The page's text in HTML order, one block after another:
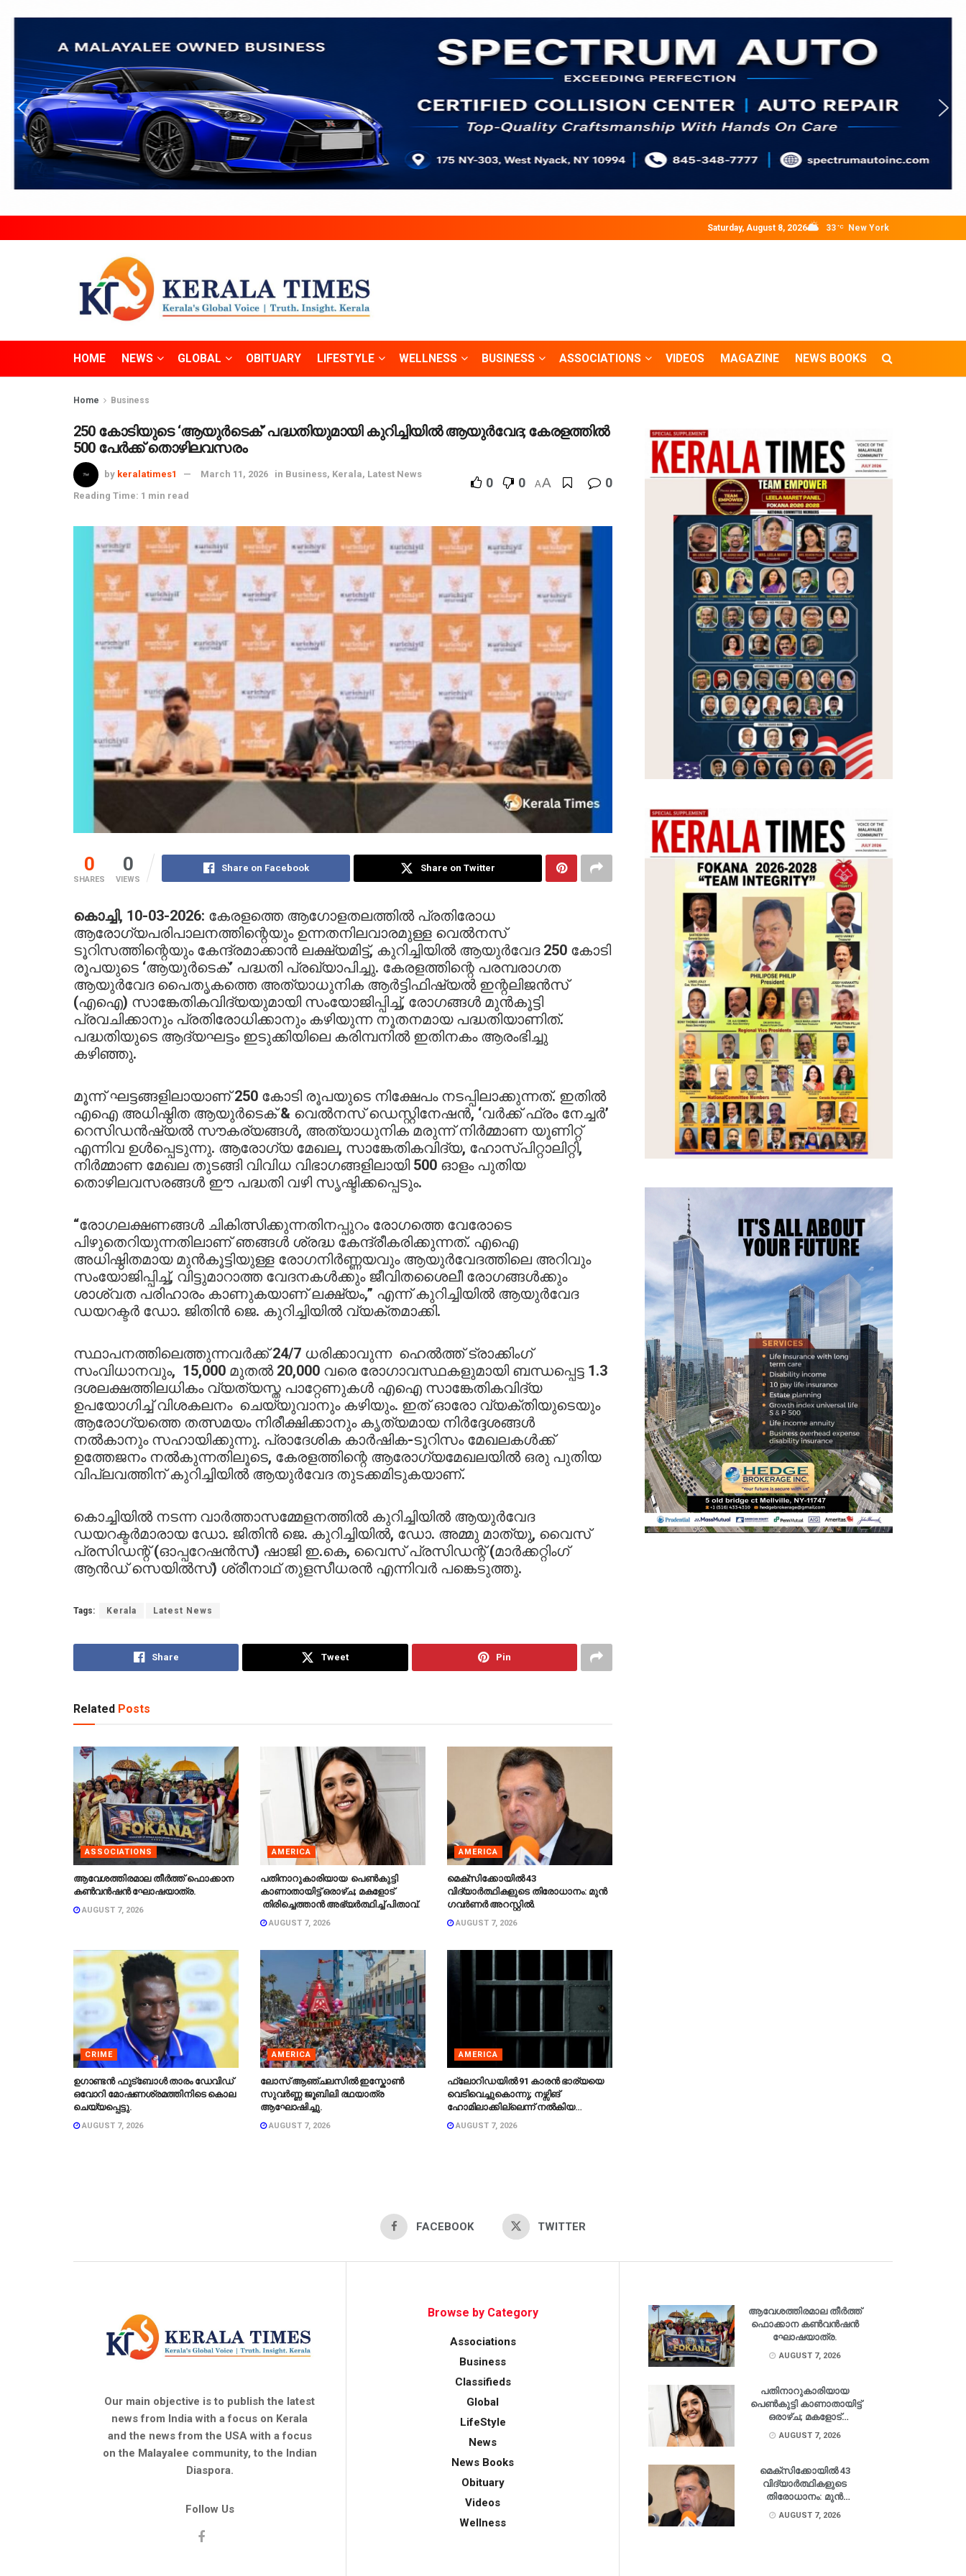
Saturday, August 8, 2026 33 °C New York
HOME NEWS GLOBAL OBITUARY LIFESTYLE WELLNESS BUSINESS ASSOCIATIONS VIDEOS MAGAZINE NEWS BOOKS
Home Business
250 കോടിയുടെ ‘ആയുർടെക്’ പദ്ധതിയുമായി കുറിച്ചിയിൽ ആയുർവേദ; കേരളത്തിൽ
500 പേർക്ക് തൊഴിലവസരം
by keralatimes1 March 11, 2026 in Business, Kerala, Latest News
Reading Time: 1 min read
0 0 AA 0
0
SHARES
0
VIEWS
Share on Facebook Share on Twitter
കൊച്ചി, 10-03-2026: കേരളത്തെ ആഗോളതലത്തിൽ പ്രതിരോധ
ആരോഗ്യപരിപാലനത്തിന്റെയും ഉന്നതനിലവാരമുള്ള വെൽനസ്
ടൂറിസത്തിന്റെയും കേന്ദ്രമാക്കാൻ ലക്ഷ്യമിട്ട്, കുറിച്ചിയിൽ ആയുർവേദ 250 കോടി
രൂപയുടെ ‘ആയുർടെക്’ പദ്ധതി പ്രഖ്യാപിച്ചു. കേരളത്തിന്റെ പരമ്പരാഗത
ആയുർവേദ പൈതൃകത്തെ അത്യാധുനിക ആർട്ടിഫിഷ്യൽ ഇന്റലിജൻസ്
(എഐ) സാങ്കേതികവിദ്യയുമായി സംയോജിപ്പിച്ച്, രോഗങ്ങൾ മുൻകൂട്ടി
പ്രവചിക്കാനും പ്രതിരോധിക്കാനും കഴിയുന്ന നൂതനമായ പദ്ധതിയാണിത്.
പദ്ധതിയുടെ ആദ്യഘട്ടം ഇടുക്കിയിലെ കരിമ്പനിൽ ഇതിനകം ആരംഭിച്ചു
കഴിഞ്ഞു.
മൂന്ന് ഘട്ടങ്ങളിലായാണ് 250 കോടി രൂപയുടെ നിക്ഷേപം നടപ്പിലാക്കുന്നത്. ഇതിൽ
എഐ അധിഷ്ഠിത ആയുർടെക് & വെൽനസ് ഡെസ്റ്റിനേഷൻ, ‘വർക്ക് ഫ്രം നേച്ചർ’
റെസിഡൻഷ്യൽ സൗകര്യങ്ങൾ, അത്യാധുനിക മരുന്ന് നിർമ്മാണ യൂണിറ്റ്
എന്നിവ ഉൾപ്പെടുന്നു. ആരോഗ്യ മേഖല, സാങ്കേതികവിദ്യ, ഹോസ്പിറ്റാലിറ്റി,
നിർമ്മാണ മേഖല തുടങ്ങി വിവിധ വിഭാഗങ്ങളിലായി 500 ഓളം പുതിയ
തൊഴിലവസരങ്ങൾ ഈ പദ്ധതി വഴി സൃഷ്ടിക്കപ്പെടും.
“രോഗലക്ഷണങ്ങൾ ചികിത്സിക്കുന്നതിനപ്പുറം രോഗത്തെ വേരോടെ
പിഴുതെറിയുന്നതിലാണ് ഞങ്ങൾ ശ്രദ്ധ കേന്ദ്രീകരിക്കുന്നത്. എഐ
അധിഷ്ഠിതമായ മുൻകൂട്ടിയുള്ള രോഗനിർണ്ണയവും ആയുർവേദത്തിലെ അറിവും
സംയോജിപ്പിച്ച്, വിട്ടുമാറാത്ത വേദനകൾക്കും ജീവിതശൈലീ രോഗങ്ങൾക്കും
ശാശ്വത പരിഹാരം കാണുകയാണ് ലക്ഷ്യം,” എന്ന് കുറിച്ചിയിൽ ആയുർവേദ
ഡയറക്ടർ ഡോ. ജിതിൻ ജെ. കുറിച്ചിയിൽ വ്യക്തമാക്കി.
സ്ഥാപനത്തിലെത്തുന്നവർക്ക് 24/7 ധരിക്കാവുന്ന ഹെൽത്ത് ട്രാക്കിംഗ്
സംവിധാനവും, 15,000 മുതൽ 20,000 വരെ രോഗാവസ്ഥകളുമായി ബന്ധപ്പെട്ട 1.3
ദശലക്ഷത്തിലധികം വ്യത്യസ്ത പാറ്റേണുകൾ എഐ സാങ്കേതികവിദ്യ
ഉപയോഗിച്ച് വിശകലനം ചെയ്യുവാനും കഴിയും. ഇത് ഓരോ വ്യക്തിയുടെയും
ആരോഗ്യത്തെ തത്സമയം നിരീക്ഷിക്കാനും കൃത്യമായ നിർദ്ദേശങ്ങൾ
നൽകാനും സഹായിക്കുന്നു. പ്രാദേശിക കാർഷിക-ടൂറിസം മേഖലകൾക്ക്
ഉത്തേജനം നൽകുന്നതിലൂടെ, കേരളത്തിന്റെ ആരോഗ്യമേഖലയിൽ ഒരു പുതിയ
വിപ്ലവത്തിന് കുറിച്ചിയിൽ ആയുർവേദ തുടക്കമിടുകയാണ്.
കൊച്ചിയിൽ നടന്ന വാർത്താസമ്മേളനത്തിൽ കുറിച്ചിയിൽ ആയുർവേദ
ഡയറക്ടർമാരായ ഡോ. ജിതിൻ ജെ. കുറിച്ചിയിൽ, ഡോ. അമ്മു മാത്യു, വൈസ്
പ്രസിഡന്റ് (ഓപ്പറേഷൻസ്) ഷാജി ഇ.കെ, വൈസ് പ്രസിഡന്റ് (മാർക്കറ്റിംഗ്
ആൻഡ് സെയിൽസ്) ശ്രീനാഥ് തുളസീധരൻ എന്നിവർ പങ്കെടുത്തു.
Tags: Kerala Latest News
Share Tweet Pin
Related Posts
ASSOCIATIONS
ആവേശത്തിരമാല തീർത്ത് ഫൊക്കാന
കൺവൻഷൻ ഘോഷയാത്ര.
AUGUST 7, 2026
AMERICA
പതിനാറുകാരിയായ പെൺകുട്ടി
കാണാതായിട്ട് ഒരാഴ്ച; മകളോട്
തിരിച്ചെത്താൻ അഭ്യർത്ഥിച്ച് പിതാവ്.
AUGUST 7, 2026
AMERICA
മെക്‌സിക്കോയിൽ 43
വിദ്യാർത്ഥികളുടെ തിരോധാനം: മുൻ
ഗവർണർ അറസ്റ്റിൽ.
AUGUST 7, 2026
CRIME
ഉഗാണ്ടൻ ഫുട്ബോൾ താരം ഡേവിഡ്
ഒവോറി മോഷണശ്രമത്തിനിടെ കൊല
ചെയ്യപ്പെട്ടു.
AUGUST 7, 2026
AMERICA
ലോസ് ആഞ്ചലസിൽ ഇസ്കോൺ
സുവർണ്ണ ജൂബിലി രഥയാത്ര
ആഘോഷിച്ചു.
AUGUST 7, 2026
AMERICA
ഫ്ലോറിഡയിൽ 91 കാരൻ ഭാര്യയെ
വെടിവെച്ചുകൊന്നു; നഴ്സിങ്
ഹോമിലാക്കില്ലെന്ന് നൽകിയ
വാഗ്ദാനം പാലിച്ചതായി മൊഴി.
AUGUST 7, 2026
FACEBOOK TWITTER
Our main objective is to publish the latest
news from India with a focus on Kerala
and the news from the USA with a focus
on the Malayalee community, to the Indian
Diaspora.
Follow Us
Browse by Category
Associations
Business
Classifieds
Global
LifeStyle
News
News Books
Obituary
Videos
Wellness
ആവേശത്തിരമാല തീർത്ത്
ഫൊക്കാന കൺവൻഷൻ
ഘോഷയാത്ര.
AUGUST 7, 2026
പതിനാറുകാരിയായ
പെൺകുട്ടി കാണാതായിട്ട്
ഒരാഴ്ച; മകളോട്
തിരിച്ചെത്താൻ
അഭ്യർത്ഥിച്ച് പിതാവ്.
AUGUST 7, 2026
മെക്‌സിക്കോയിൽ 43
വിദ്യാർത്ഥികളുടെ
തിരോധാനം: മുൻ
AUGUST 7, 2026